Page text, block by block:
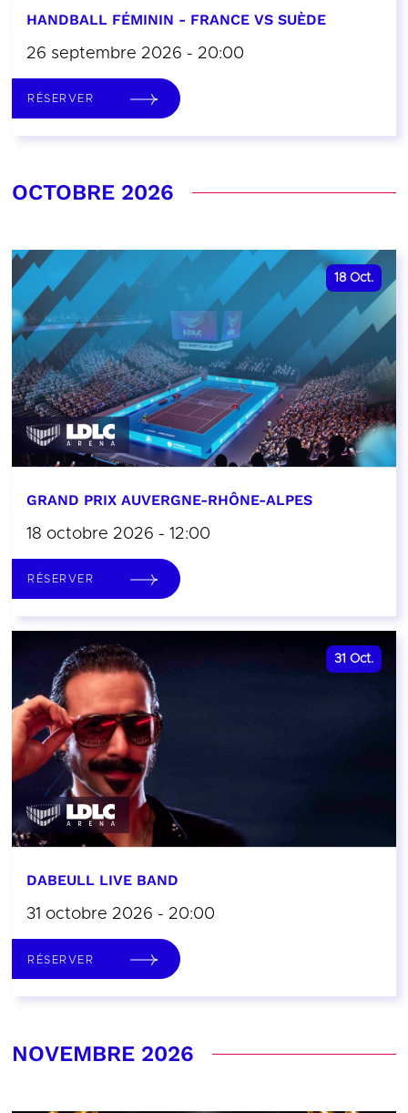
HANDBALL FÉMININ - FRANCE VS SUÈDE
26 septembre 2026 - 20:00
RÉSERVER
OCTOBRE 2026
18 Oct.
GRAND PRIX AUVERGNE-RHÔNE-ALPES
18 octobre 2026 - 12:00
RÉSERVER
31 Oct.
DABEULL LIVE BAND
31 octobre 2026 - 20:00
RÉSERVER
NOVEMBRE 2026